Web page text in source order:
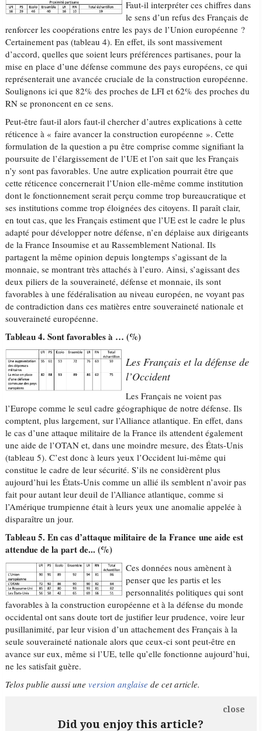
Faut-il interpréter ces chiffres dans
le sens d’un refus des Français de
renforcer les coopérations entre les pays de l’Union européenne ?
Certainement pas (tableau 4). En effet, ils sont massivement
d’accord, quelles que soient leurs préférences partisanes, pour la
mise en place d’une défense commune des pays européens, ce qui
représenterait une avancée cruciale de la construction européenne.
Soulignons ici que 82% des proches de LFI et 62% des proches du
RN se prononcent en ce sens.
Peut-être faut-il alors faut-il chercher d’autres explications à cette
réticence à « faire avancer la construction européenne ». Cette
formulation de la question a pu être comprise comme signifiant la
poursuite de l’élargissement de l’UE et l’on sait que les Français
n’y sont pas favorables. Une autre explication pourrait être que
cette réticence concernerait l’Union elle-même comme institution
dont le fonctionnement serait perçu comme trop bureaucratique et
ses institutions comme trop éloignées des citoyens. Il paraît clair,
en tout cas, que les Français estiment que l’UE est le cadre le plus
adapté pour développer notre défense, n’en déplaise aux dirigeants
de la France Insoumise et au Rassemblement National. Ils
partagent la même opinion depuis longtemps s’agissant de la
monnaie, se montrant très attachés à l’euro. Ainsi, s’agissant des
deux piliers de la souveraineté, défense et monnaie, ils sont
favorables à une fédéralisation au niveau européen, ne voyant pas
de contradiction dans ces matières entre souveraineté nationale et
souveraineté européenne.
Tableau 4. Sont favorables à … (%)
Les Français et la défense de
l’Occident
Les Français ne voient pas
l’Europe comme le seul cadre géographique de notre défense. Ils
comptent, plus largement, sur l’Alliance atlantique. En effet, dans
le cas d’une attaque militaire de la France ils attendent également
une aide de l’OTAN et, dans une moindre mesure, des États-Unis
(tableau 5). C’est donc à leurs yeux l’Occident lui-même qui
constitue le cadre de leur sécurité. S’ils ne considèrent plus
aujourd’hui les États-Unis comme un allié ils semblent n’avoir pas
fait pour autant leur deuil de l’Alliance atlantique, comme si
l’Amérique trumpienne était à leurs yeux une anomalie appelée à
disparaître un jour.
Tableau 5. En cas d’attaque militaire de la France une aide est
attendue de la part de... (%)
Ces données nous amènent à
penser que les partis et les
personnalités politiques qui sont
favorables à la construction européenne et à la défense du monde
occidental ont sans doute tort de justifier leur prudence, voire leur
pusillanimité, par leur vision d’un attachement des Français à la
seule souveraineté nationale alors que ceux-ci sont peut-être en
avance sur eux, même si l’UE, telle qu’elle fonctionne aujourd’hui,
ne les satisfait guère.
Telos publie aussi uneversion anglaise de cet article.
Did you enjoy this article?
close